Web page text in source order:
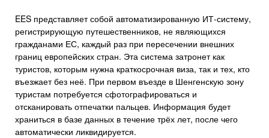
EES представляет собой автоматизированную ИТ-систему,
регистрирующую путешественников, не являющихся
гражданами ЕС, каждый раз при пересечении внешних
границ европейских стран. Эта система затронет как
туристов, которым нужна краткосрочная виза, так и тех, кто
въезжает без неё. При первом въезде в Шенгенскую зону
туристам потребуется сфотографироваться и
отсканировать отпечатки пальцев. Информация будет
храниться в базе данных в течение трёх лет, после чего
автоматически ликвидируется.